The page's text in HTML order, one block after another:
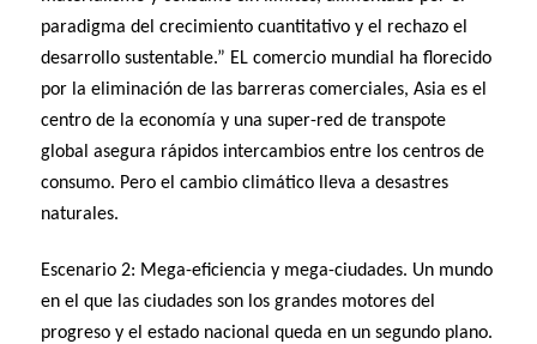
paradigma del crecimiento cuantitativo y el rechazo el
desarrollo sustentable.” EL comercio mundial ha florecido
por la eliminación de las barreras comerciales, Asia es el
centro de la economía y una super-red de transpote
global asegura rápidos intercambios entre los centros de
consumo. Pero el cambio climático lleva a desastres
naturales.
Escenario 2: Mega-eficiencia y mega-ciudades. Un mundo
en el que las ciudades son los grandes motores del
progreso y el estado nacional queda en un segundo plano.